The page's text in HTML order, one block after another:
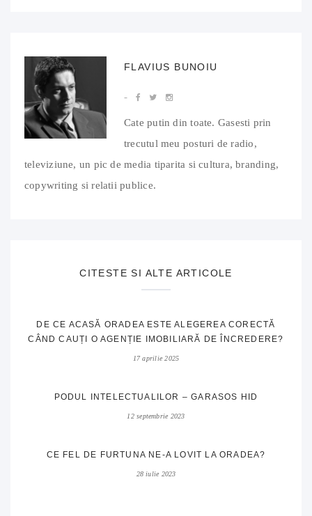
FLAVIUS BUNOIU
Cate putin din toate. Gasesti prin
trecutul meu posturi de radio,
televiziune, un pic de media tiparita si cultura, branding,
copywriting si relatii publice.
CITESTE SI ALTE ARTICOLE
DE CE ACASĂ ORADEA ESTE ALEGEREA CORECTĂ
CÂND CAUȚI O AGENȚIE IMOBILIARĂ DE ÎNCREDERE?
17 aprilie 2025
PODUL INTELECTUALILOR – GARASOS HID
12 septembrie 2023
CE FEL DE FURTUNA NE-A LOVIT LA ORADEA?
28 iulie 2023